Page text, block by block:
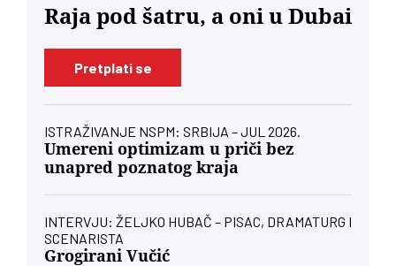
Raja pod šatru, a oni u Dubai
Pretplati se
ISTRAŽIVANJE NSPM: SRBIJA – JUL 2026.
Umereni optimizam u priči bez
unapred poznatog kraja
INTERVJU: ŽELJKO HUBAČ – PISAC, DRAMATURG I
SCENARISTA
Grogirani Vučić